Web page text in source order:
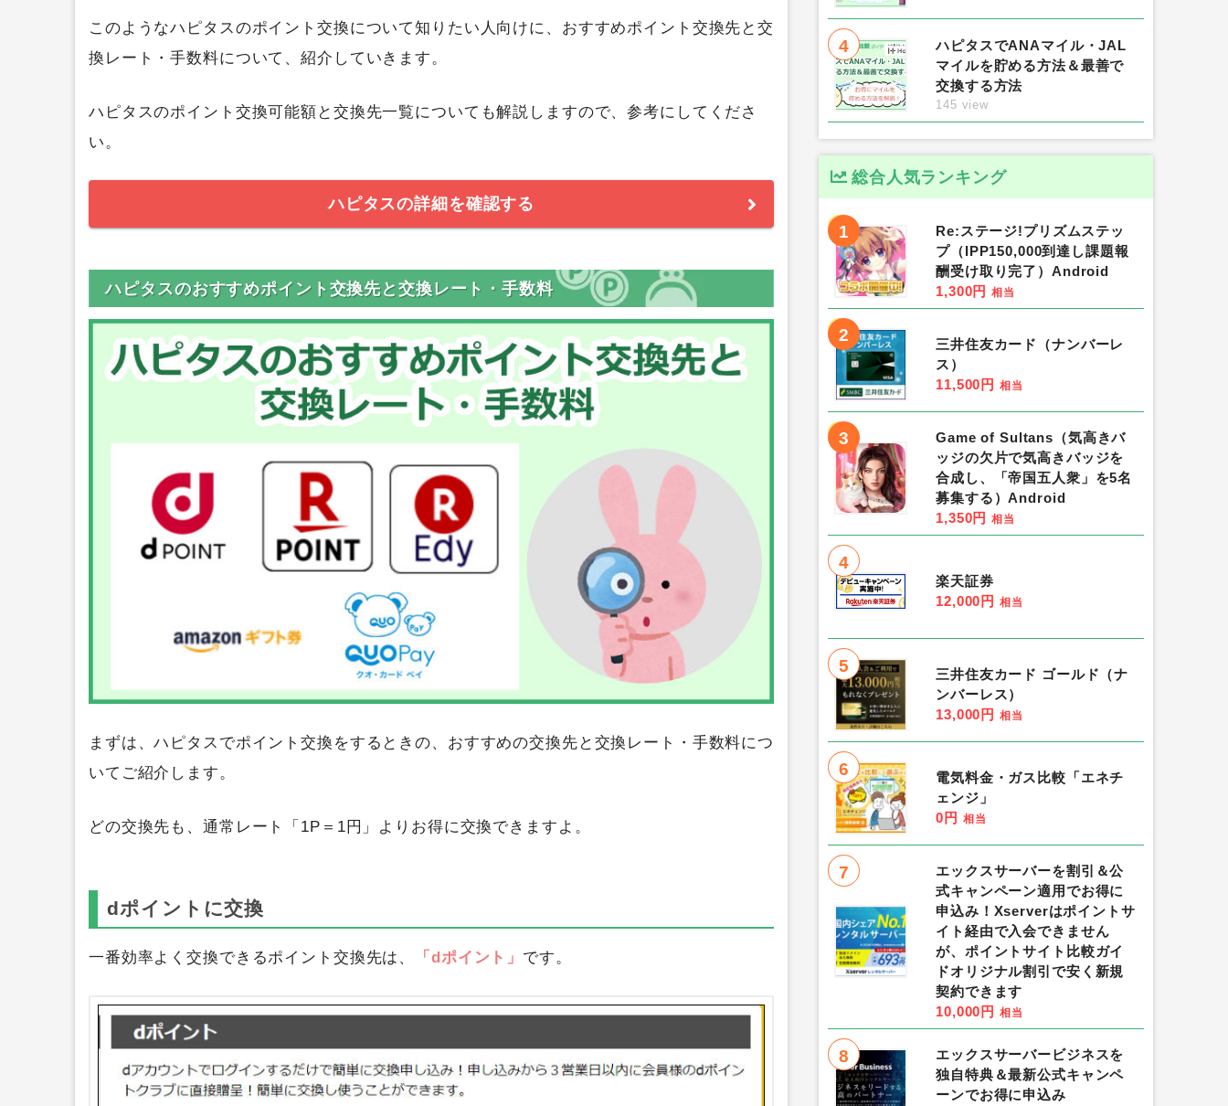
このようなハピタスのポイント交換について知りたい人向けに、おすすめポイント交換先と交
換レート・手数料について、紹介していきます。
ハピタスのポイント交換可能額と交換先一覧についても解説しますので、参考にしてくださ
い。
ハピタスの詳細を確認する
ハピタスのおすすめポイント交換先と交換レート・手数料
まずは、ハピタスでポイント交換をするときの、おすすめの交換先と交換レート・手数料につ
いてご紹介します。
どの交換先も、通常レート「1P＝1円」よりお得に交換できますよ。
dポイントに交換
一番効率よく交換できるポイント交換先は、 「dポイント」 です。
4
ハピタスでANAマイル・JAL
マイルを貯める方法＆最善で
交換する方法
145 view
総合人気ランキング
1
Re:ステージ!プリズムステッ
プ（IPP150,000到達し課題報
酬受け取り完了）Android
1,300円 相当
2
三井住友カード（ナンバーレ
ス）
11,500円 相当
3
Game of Sultans（気高きバ
ッジの欠片で気高きバッジを
合成し、「帝国五人衆」を5名
募集する）Android
1,350円 相当
4
楽天証券
12,000円 相当
5
三井住友カード ゴールド（ナ
ンバーレス）
13,000円 相当
6
電気料金・ガス比較「エネチ
ェンジ」
0円 相当
7
エックスサーバーを割引＆公
式キャンペーン適用でお得に
申込み！Xserverはポイントサ
イト経由で入会できません
が、ポイントサイト比較ガイ
ドオリジナル割引で安く新規
契約できます
10,000円 相当
8
エックスサーバービジネスを
独自特典＆最新公式キャンペ
ーンでお得に申込み